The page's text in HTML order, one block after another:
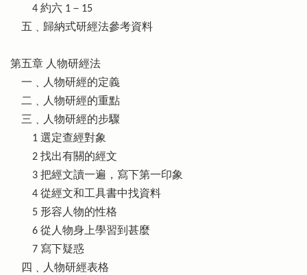
4 約六 1－15
五﹑歸納式研經法參考資料
第五章 人物研經法
一﹑人物研經的定義
二﹑人物研經的重點
三﹑人物研經的步驟
1 選定查經對象
2 找出有關的經文
3 把經文讀一遍，寫下第一印象
4 從經文和工具書中找資料
5 形容人物的性格
6 從人物身上學習到甚麼
7 寫下疑惑
四﹑人物研經表格